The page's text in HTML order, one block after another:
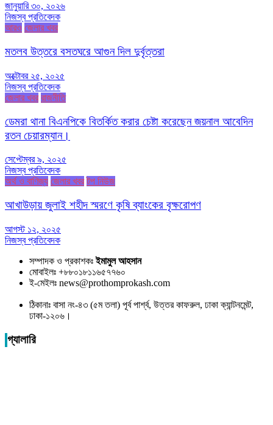
জানুয়ারি ৩০, ২০২৬
নিজস্ব প্রতিবেদক
আরও জেলার খবর
মতলব উত্তরে বসতঘরে আগুন দিল দুর্বৃত্তরা
অক্টোবর ২৫, ২০২৫
নিজস্ব প্রতিবেদক
জেলার খবর রাজনীতি
ডেমরা থানা বিএনপিকে বিতর্কিত করার চেষ্টা করেছেন জয়নাল আবেদিন
রতন চেয়ারম্যান।
সেপ্টেম্বর ৯, ২০২৫
নিজস্ব প্রতিবেদক
অর্থ ও বাণিজ্য জেলার খবর টপ নিউজ
আখাউড়ায় জুলাই শহীদ স্মরণে কৃষি ব্যাংকের বৃক্ষরোপণ
আগস্ট ১২, ২০২৫
নিজস্ব প্রতিবেদক
সম্পাদক ও প্রকাশকঃইমামুল আহসান
মোবাইলঃ +৮৮০১৮১১৬৫৭৭৬০
ই-মেইলঃ news@prothomprokash.com
ঠিকানাঃ বাসা নং-৪৩ (৫ম তলা) পূর্ব পার্শ্ব, উত্তর কাফরুল, ঢাকা ক্যান্টনমেন্ট,
ঢাকা-১২০৬।
গ্যালারি